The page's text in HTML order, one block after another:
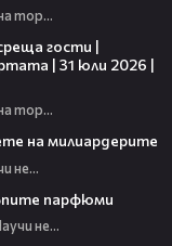
Черешката на тортата
гости |
| 31 юли 2026 |
Черешката на тортата
на милиардерите
houseron - Научи нещо ново
парфюми
houseron - Научи нещо ново